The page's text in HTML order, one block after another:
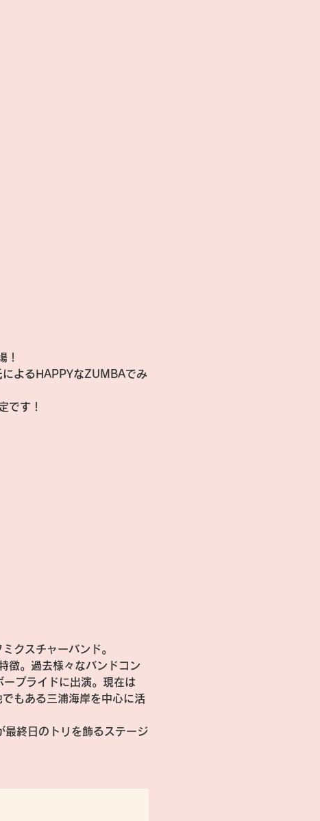
！
です！
クスチャーバンド。
徴。過去様々なバンドコン
プライドに出演。現在は
もある三浦海岸を中心に活
終日のトリを飾るステージ